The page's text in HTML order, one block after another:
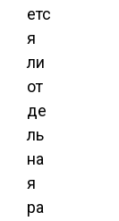
етс
я
ли
от
де
ль
на
я
ра